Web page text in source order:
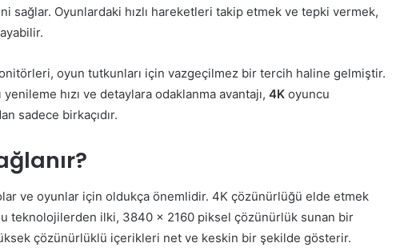
sağlar. Oyunlardaki hızlı hareketleri takip etmek ve tepki vermek,
oyun tutkunları için vazgeçilmez bir tercih haline gelmiştir.
hızı ve detaylara odaklanma avantajı, 4K oyuncu
sadece birkaçıdır.
ve oyunlar için oldukça önemlidir. 4K çözünürlüğü elde etmek
teknolojilerden ilki, 3840 x 2160 piksel çözünürlük sunan bir
çözünürlüklü içerikleri net ve keskin bir şekilde gösterir.